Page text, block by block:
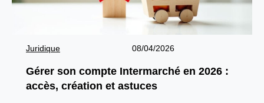
Juridique 08/04/2026
Gérer son compte Intermarché en 2026 :
accès, création et astuces